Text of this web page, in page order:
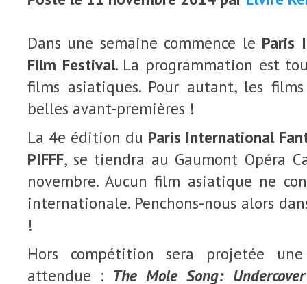
Dans une semaine commence le Paris
Film Festival. La programmation est
films asiatiques. Pour autant, les
belles avant-premières !
La 4e édition du Paris International
PIFFF, se tiendra au Gaumont Opéra
novembre. Aucun film asiatique ne
internationale. Penchons-nous alors
!
Hors compétition sera projetée
attendue : The Mole Song: